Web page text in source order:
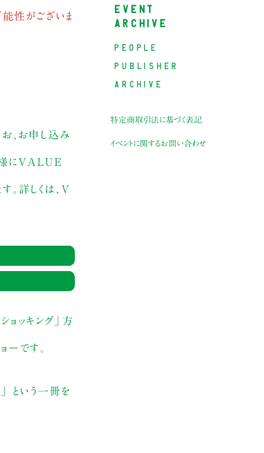
能性がございま
、お申し込み
様にVALUE
。詳しくは、V
ョッキング」方
です。
」 という一冊を
EVENT
ARCHIVE
PEOPLE
PUBLISHER
ARCHIVE
特定商取引法に基づく表記
イベントに関するお問い合わせ